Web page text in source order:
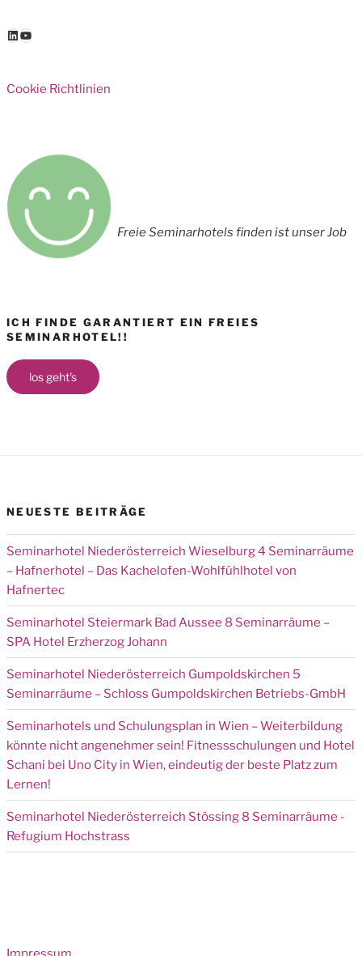
LinkedIn
YouTube
Cookie Richtlinien
Freie Seminarhotels finden ist unser Job
ICH FINDE GARANTIERT EIN FREIES
SEMINARHOTEL!!
los geht's
NEUESTE BEITRÄGE
Seminarhotel Niederösterreich Wieselburg 4 Seminarräume
– Hafnerhotel – Das Kachelofen-Wohlfühlhotel von
Hafnertec
Seminarhotel Steiermark Bad Aussee 8 Seminarräume –
SPA Hotel Erzherzog Johann
Seminarhotel Niederösterreich Gumpoldskirchen 5
Seminarräume – Schloss Gumpoldskirchen Betriebs-GmbH
Seminarhotels und Schulungsplan in Wien – Weiterbildung
könnte nicht angenehmer sein! Fitnessschulungen und Hotel
Schani bei Uno City in Wien, eindeutig der beste Platz zum
Lernen!
Seminarhotel Niederösterreich Stössing 8 Seminarräume -
Refugium Hochstrass